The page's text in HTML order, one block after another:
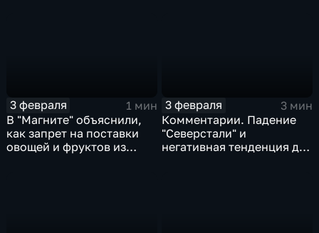
3 февраля
1 мин
В "Магните" объяснили,
как запрет на поставки
овощей и фруктов из
3 февраля
3 мин
Комментарии. Падение
"Северстали" и
негативная тенденция для